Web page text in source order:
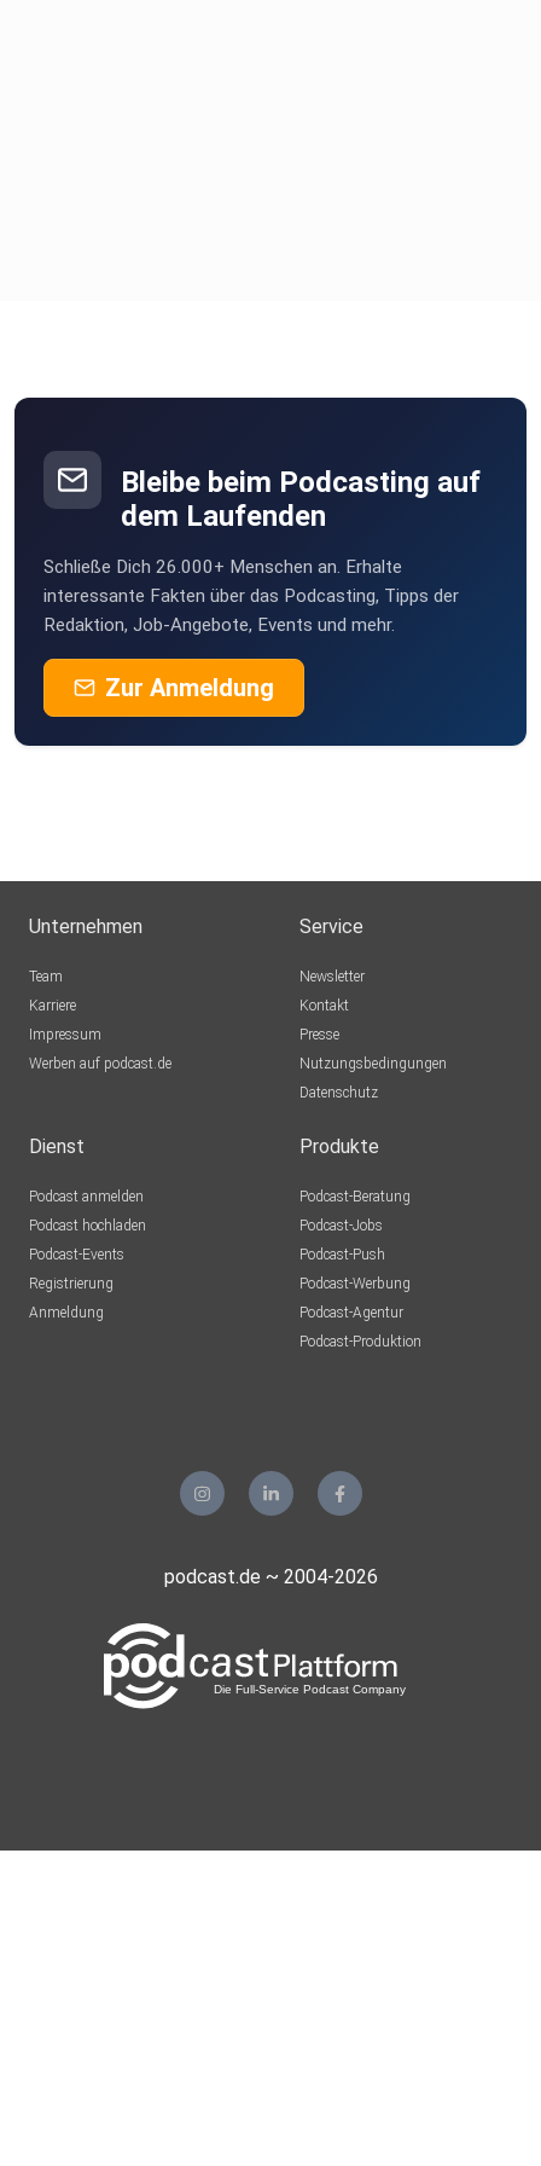
Bleibe beim Podcasting auf
dem Laufenden
Schließe Dich 26.000+ Menschen an. Erhalte
interessante Fakten über das Podcasting, Tipps der
Redaktion, Job-Angebote, Events und mehr.
Zur Anmeldung
Unternehmen
Team
Karriere
Impressum
Werben auf podcast.de
Service
Newsletter
Kontakt
Presse
Nutzungsbedingungen
Datenschutz
Dienst
Podcast anmelden
Podcast hochladen
Podcast-Events
Registrierung
Anmeldung
Produkte
Podcast-Beratung
Podcast-Jobs
Podcast-Push
Podcast-Werbung
Podcast-Agentur
Podcast-Produktion
podcast.de ~ 2004-2026